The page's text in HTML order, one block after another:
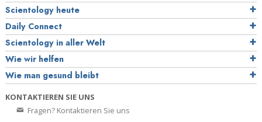
Scientology heute
Daily Connect
Scientology in aller Welt
Wie wir helfen
Wie man gesund bleibt
KONTAKTIEREN SIE UNS
Fragen? Kontaktieren Sie uns